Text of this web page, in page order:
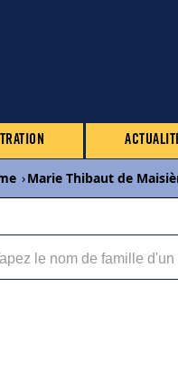
›Marie Thibaut de